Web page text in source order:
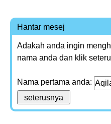
Hantar mesej
Adakah anda ingin
nama anda dan klik
Nama pertama anda: